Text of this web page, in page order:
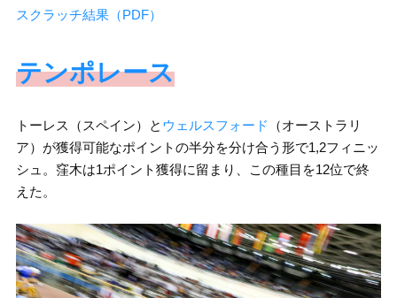
スクラッチ結果（PDF）
テンポレース
トーレス（スペイン）と ウェルスフォード
（オーストラリ
ア）が獲得可能なポイントの半分を分け合う形で1,2フィニッ
シュ。窪木は1ポイント獲得に留まり、この種目を12位で終
えた。